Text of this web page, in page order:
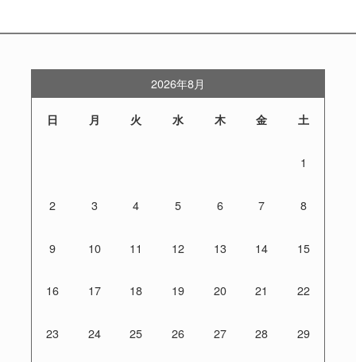
2026年8月
日 月 火 水 木 金 土
1
2 3 4 5 6 7 8
9 10 11 12 13 14 15
16 17 18 19 20 21 22
23 24 25 26 27 28 29